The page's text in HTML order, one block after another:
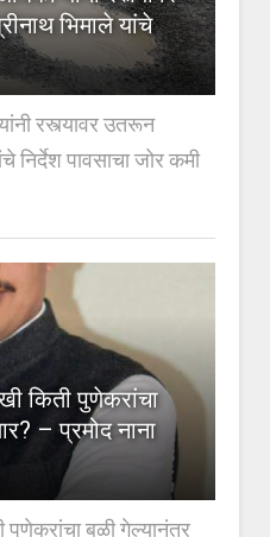
भिमाले यांचे
रस्त्यावर उतरून
निर्देश पावसाचा जोर कमी
किती पुणेकरांचा
– प्रमोद नाना
बळी गेल्यानंतर